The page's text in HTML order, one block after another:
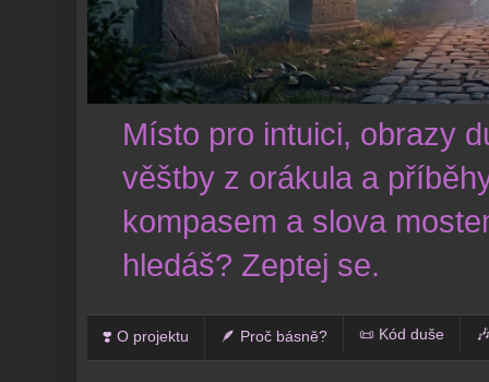
Místo pro intuici, obrazy
věštby z orákula a
kompasem a slova
hledáš? Zeptej se.
❣️ O projektu 🪶 Proč básně? 📜 Kód duše